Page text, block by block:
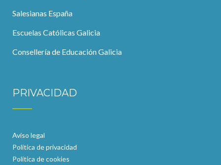
Salesianas España
Escuelas Católicas Galicia
Consellería de Educación Galicia
PRIVACIDAD
Aviso legal
Politica de privacidad
Politica de cookies